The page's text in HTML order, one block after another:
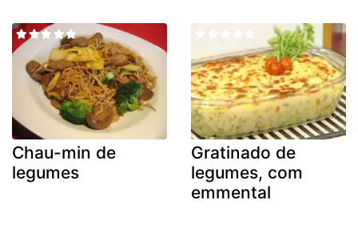
Chau-min de
legumes
Gratinado de
legumes, com
emmental